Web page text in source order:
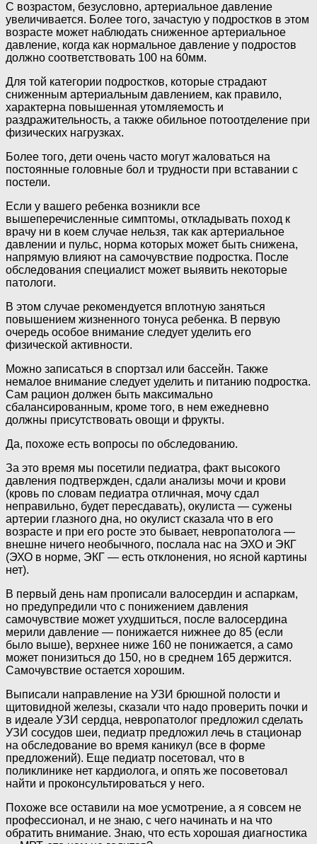
С возрастом, безусловно, артериальное давление
увеличивается. Более того, зачастую у подростков в этом
возрасте может наблюдать сниженное артериальное
давление, когда как нормальное давление у подростов
должно соответствовать 100 на 60мм.
Для той категории подростков, которые страдают
сниженным артериальным давлением, как правило,
характерна повышенная утомляемость и
раздражительность, а также обильное потоотделение при
физических нагрузках.
Более того, дети очень часто могут жаловаться на
постоянные головные бол и трудности при вставании с
постели.
Если у вашего ребенка возникли все
вышеперечисленные симптомы, откладывать поход к
врачу ни в коем случае нельзя, так как артериальное
давлении и пульс, норма которых может быть снижена,
напрямую влияют на самочувствие подростка. После
обследования специалист может выявить некоторые
патологи.
В этом случае рекомендуется вплотную заняться
повышением жизненного тонуса ребенка. В первую
очередь особое внимание следует уделить его
физической активности.
Можно записаться в спортзал или бассейн. Также
немалое внимание следует уделить и питанию подростка.
Сам рацион должен быть максимально
сбалансированным, кроме того, в нем ежедневно
должны присутствовать овощи и фрукты.
Да, похоже есть вопросы по обследованию.
За это время мы посетили педиатра, факт высокого
давления подтвержден, сдали анализы мочи и крови
(кровь по словам педиатра отличная, мочу сдал
неправильно, будет пересдавать), окулиста — сужены
артерии глазного дна, но окулист сказала что в его
возрасте и при его росте это бывает, невропатолога —
внешне ничего необычного, послала нас на ЭХО и ЭКГ
(ЭХО в норме, ЭКГ — есть отклонения, но ясной картины
нет).
В первый день нам прописали валосердин и аспаркам,
но предупредили что с понижением давления
самочувствие может ухудшиться, после валосердина
мерили давление — понижается нижнее до 85 (если
было выше), верхнее ниже 160 не понижается, а само
может понизиться до 150, но в среднем 165 держится.
Самочувствие остается хорошим.
Выписали направление на УЗИ брюшной полости и
щитовидной железы, сказали что надо проверить почки и
в идеале УЗИ сердца, невропатолог предложил сделать
УЗИ сосудов шеи, педиатр предложил лечь в стационар
на обследование во время каникул (все в форме
предложений). Еще педиатр посетовал, что в
поликлинике нет кардиолога, и опять же посоветовал
найти и проконсультироваться у него.
Похоже все оставили на мое усмотрение, а я совсем не
профессионал, и не знаю, с чего начинать и на что
обратить внимание. Знаю, что есть хорошая диагностика